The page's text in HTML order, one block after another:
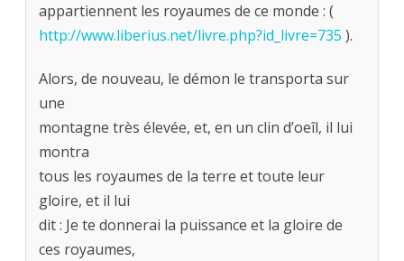
appartiennent les royaumes de ce monde : (
http://www.liberius.net/livre.php?id_livre=735 ).
Alors, de nouveau, le démon le transporta sur
une
montagne très élevée, et, en un clin d’oeîl, il lui
montra
tous les royaumes de la terre et toute leur
gloire, et il lui
dit : Je te donnerai la puissance et la gloire de
ces royaumes,